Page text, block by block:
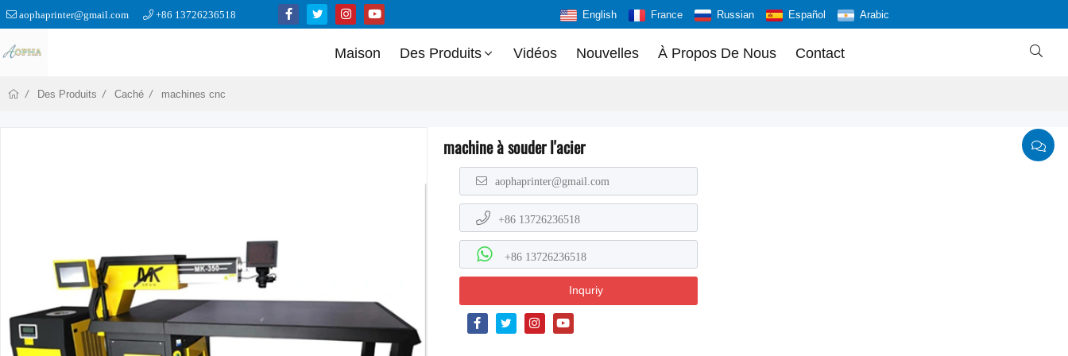
aophaprinter@gmail.com +86 13726236518 English France Russian Español Arabic
Maison Des Produits Vidéos Nouvelles À Propos De Nous Contact 
Des Produits Caché machines cnc
machine à souder l'acier
aophaprinter@gmail.com
+86 13726236518
+86 13726236518
Inquriy